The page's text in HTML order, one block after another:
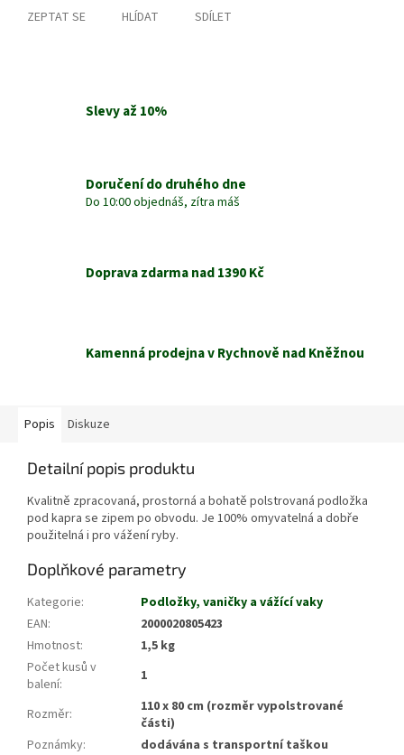
ZEPTAT SE HLÍDAT SDÍLET
Slevy až 10%
Doručení do druhého dne
Do 10:00 objednáš, zítra máš
Doprava zdarma nad 1390 Kč
Kamenná prodejna v Rychnově nad Kněžnou
Popis Diskuze
Detailní popis produktu
Kvalitně zpracovaná, prostorná a bohatě polstrovaná podložka
pod kapra se zipem po obvodu. Je 100% omyvatelná a dobře
použitelná i pro vážení ryby.
Doplňkové parametry
Kategorie:
Podložky, vaničky a vážící vaky
EAN:
2000020805423
Hmotnost:
1,5 kg
Počet kusů v
balení: 1
Rozměr:
110 x 80 cm (rozměr vypolstrované
části)
Poznámky: dodávána s transportní taškou